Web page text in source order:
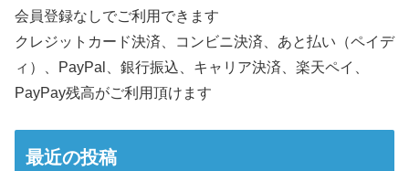
会員登録なしでご利用できます
クレジットカード決済、コンビニ決済、あと払い（ペイデ
ィ）、PayPal、銀行振込、キャリア決済、楽天ペイ、
PayPay残高がご利用頂けます
最近の投稿